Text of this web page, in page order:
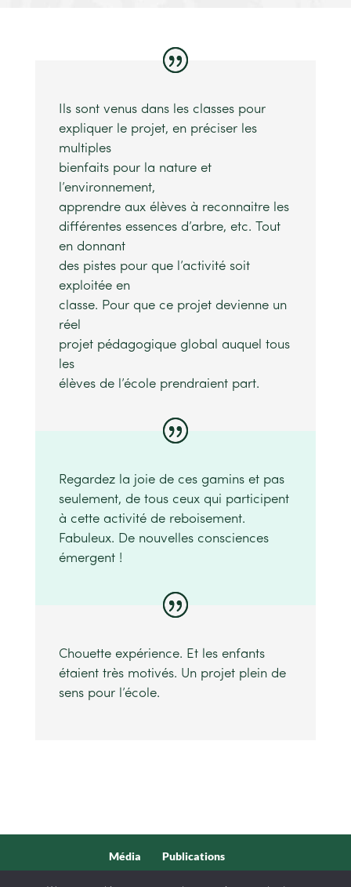
Ils sont venus dans les classes pour
expliquer le projet, en préciser les
multiples
bienfaits pour la nature et
l’environnement,
apprendre aux élèves à reconnaitre les
différentes essences d’arbre, etc. Tout
en donnant
des pistes pour que l’activité soit
exploitée en
classe. Pour que ce projet devienne un
réel
projet pédagogique global auquel tous
les
élèves de l’école prendraient part.
Regardez la joie de ces gamins et pas
seulement, de tous ceux qui participent
à cette activité de reboisement.
Fabuleux. De nouvelles consciences
émergent !
Chouette expérience. Et les enfants
étaient très motivés. Un projet plein de
sens pour l’école.
Média Publications